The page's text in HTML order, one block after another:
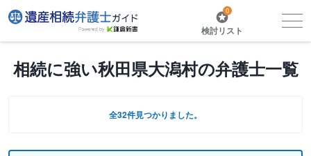
0
検討リスト
相続に強い秋田県大潟村の弁護士一覧
全32件見つかりました。